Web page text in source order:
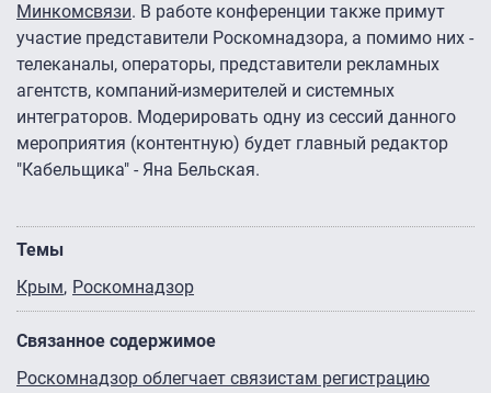
Минкомсвязи. В работе конференции также примут
участие представители Роскомнадзора, а помимо них -
телеканалы, операторы, представители рекламных
агентств, компаний-измерителей и системных
интеграторов. Модерировать одну из сессий данного
мероприятия (контентную) будет главный редактор
"Кабельщика" - Яна Бельская.
Темы
Крым Роскомнадзор
Связанное содержимое
Роскомнадзор облегчает связистам регистрацию